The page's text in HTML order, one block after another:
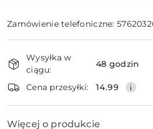
Zamówienie telefoniczne:
i
dostawa
Wysyłka w
ciągu:
48 godzin
Cena przesyłki: 14.99
Więcej o produkcie